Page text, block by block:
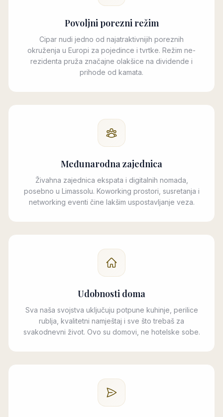
Povoljni porezni režim
Cipar nudi jedno od najatraktivnijih poreznih
okruženja u Europi za pojedince i tvrtke. Režim ne-
rezidenta pruža značajne olakšice na dividende i
prihode od kamata.
Međunarodna zajednica
Živahna zajednica ekspata i digitalnih nomada,
posebno u Limassolu. Koworking prostori, susretanja i
networking eventi čine lakšim uspostavljanje veza.
Udobnosti doma
Sva naša svojstva uključuju potpune kuhinje, perilice
rublja, kvalitetni namještaj i sve što trebaš za
svakodnevni život. Ovo su domovi, ne hotelske sobe.